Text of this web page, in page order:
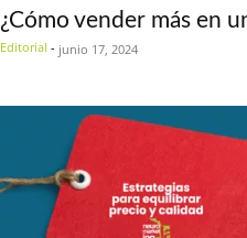
¿Cómo vender más en
Editorial - junio 17, 2024